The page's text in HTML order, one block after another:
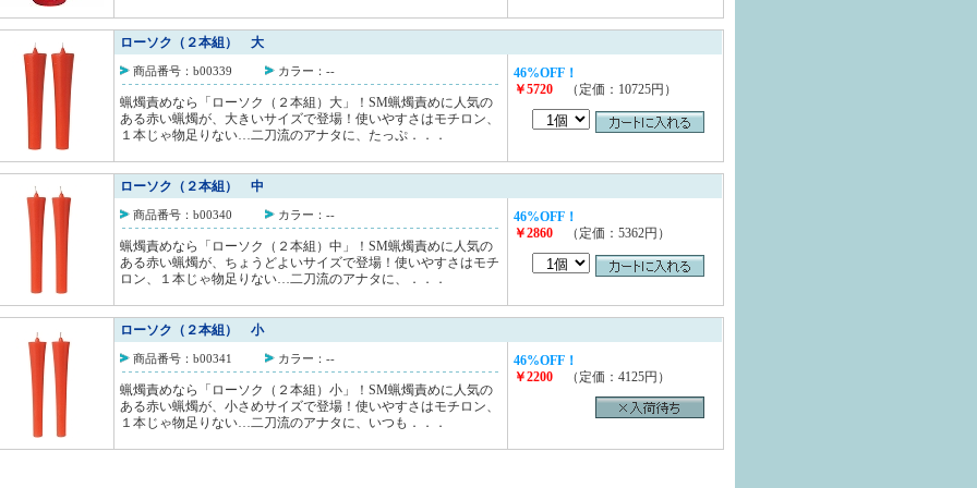
ローソク（２本組） 大
商品番号：b00339 カラー：--
蝋燭責めなら「ローソク（２本組）大」！SM蝋燭責めに人気の
ある赤い蝋燭が、大きいサイズで登場！使いやすさはモチロン、
１本じゃ物足りない…二刀流のアナタに、たっぷ．．．
46%OFF！
￥5720 （定価：10725円）
ローソク（２本組） 中
商品番号：b00340 カラー：--
蝋燭責めなら「ローソク（２本組）中」！SM蝋燭責めに人気の
ある赤い蝋燭が、ちょうどよいサイズで登場！使いやすさはモチ
ロン、１本じゃ物足りない…二刀流のアナタに、．．．
46%OFF！
￥2860 （定価：5362円）
ローソク（２本組） 小
商品番号：b00341 カラー：--
蝋燭責めなら「ローソク（２本組）小」！SM蝋燭責めに人気の
ある赤い蝋燭が、小さめサイズで登場！使いやすさはモチロン、
１本じゃ物足りない…二刀流のアナタに、いつも．．．
46%OFF！
￥2200 （定価：4125円）